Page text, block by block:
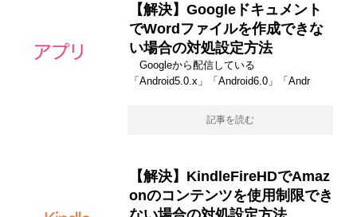
【解決】Googleドキュメント
でWordファイルを作成できな
い場合の対処設定方法
Googleから配信している
「Android5.0.x」「Android6.0」「Andr
記事を読む
【解決】KindleFireHDでAmaz
onのコンテンツを使用制限でき